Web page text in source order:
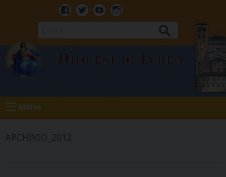
Facebook
TwitterYoutubeInstagram
Diocesi di Ivrea
Menu